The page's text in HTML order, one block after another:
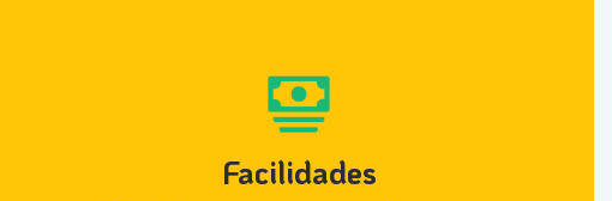
Facilidades